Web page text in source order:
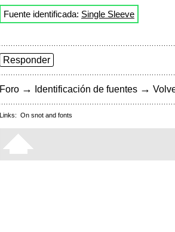
Fuente identificada: Single Sleeve
Responder
Foro → Identificación de fuentes →
Links: On snot and fonts